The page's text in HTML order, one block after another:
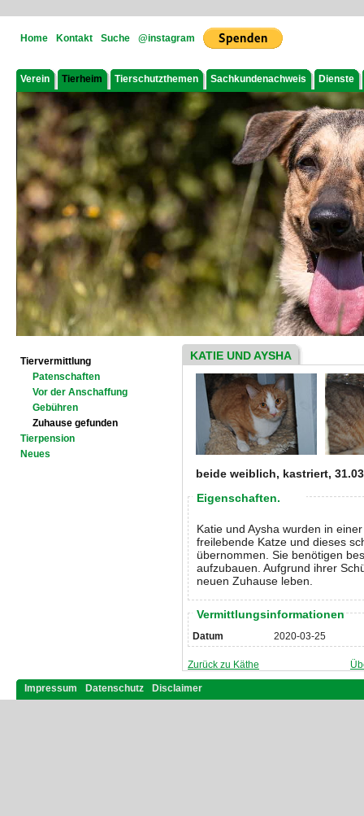
Home Kontakt Suche @instagram
Verein Tierheim Tierschutzthemen Sachkundenachweis Dienste
Tiervermittlung
Patenschaften
Vor der Anschaffung
Gebühren
Zuhause gefunden
Tierpension
Neues
KATIE UND AYSHA
beide weiblich, kastriert,
Eigenschaften.
Katie und Aysha wurden in
freilebende Katze und dieses
übernommen. Sie benötigen
aufzubauen. Aufgrund ihrer
neuen Zuhause leben.
Vermittlungsinformationen
Datum 2020-03-25
Zurück zu Käthe
Impressum Datenschutz Disclaimer